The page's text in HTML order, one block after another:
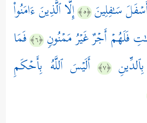
سَـٰفِلِینَ ﴿٥﴾
إِلَّا ٱلَّذِینَ ءَامَنُواْ
فَلَهُمۡ أَجۡرٌ غَیۡرُ مَمۡنُونࣲ ﴿٦﴾
فَمَا
﴿٧﴾
أَلَیۡسَ ٱللَّهُ بِأَحۡكَمِ